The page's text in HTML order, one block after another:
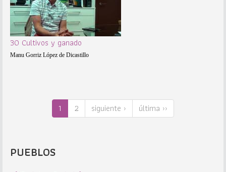
30 Cultivos y ganado
Manu Gorriz López de Dicastillo
1 2 siguiente › última ››
PUEBLOS